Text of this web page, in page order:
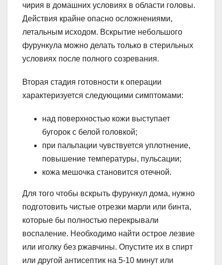
чирия в домашних условиях в области головы.
Действия крайне опасно осложнениями,
летальным исходом. Вскрытие небольшого
фурункула можно делать только в стерильных
условиях после полного созревания.
Вторая стадия готовности к операции
характеризуется следующими симптомами:
над поверхностью кожи выступает
бугорок с белой головкой;
при пальпации чувствуется уплотнение,
повышение температуры, пульсации;
кожа мешочка становится отечной.
Для того чтобы вскрыть фурункул дома, нужно
подготовить чистые отрезки марли или бинта,
которые бы полностью перекрывали
воспаление. Необходимо найти острое лезвие
или иголку без ржавчины. Опустите их в спирт
или другой антисептик на 5-10 минут или